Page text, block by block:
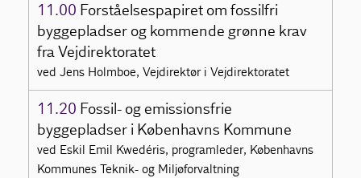
11.00 Forståelsespapiret om fossilfri
byggepladser og kommende grønne krav
fra Vejdirektoratet
ved Jens Holmboe, Vejdirektør i Vejdirektoratet
11.20 Fossil- og emissionsfrie
byggepladser i Københavns Kommune
ved Eskil Emil Kwedéris, programleder, Københavns
Kommunes Teknik- og Miljøforvaltning